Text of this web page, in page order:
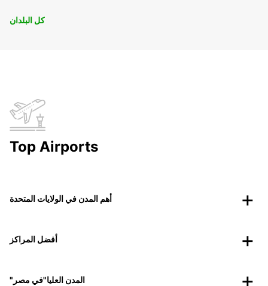
كل البلدان
Top Airports
أهم المدن في الولايات المتحدة
أفضل المراكز
"المدن العليا"في مصر